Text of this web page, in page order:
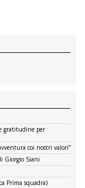
gratitudine per
coi nostri valori”
Giorgio Siani
Prima squadra)